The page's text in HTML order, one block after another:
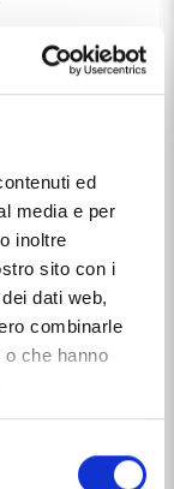
ed
media e per
inoltre
sito con i
dati web,
combinarle
che hanno
Carati
FIOCCO
9 CARATI,
, e più
disponibile
.